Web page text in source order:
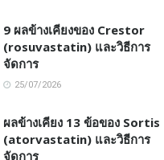
9 ผลข้างเคียงของ Crestor
(rosuvastatin) และวิธีการ
จัดการ
25/07/2026
ผลข้างเคียง 13 ข้อของ Sortis
(atorvastatin) และวิธีการ
จัดการ